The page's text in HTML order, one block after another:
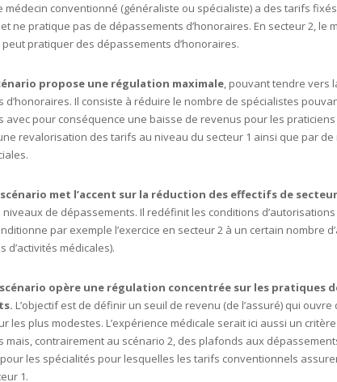
médecin conventionné (généraliste ou spécialiste) a des tarifs
ne pratique pas de dépassements d’honoraires. En secteur 2, le
peut pratiquer des dépassements d’honoraires.
propose une régulation maximale, pouvant tendre vers
d’honoraires. Il consiste à réduire le nombre de spécialistes
avec pour conséquence une baisse de revenus pour les
revalorisation des tarifs au niveau du secteur 1 ainsi que par de
met l’accent sur la réduction des effectifs de
de dépassements. Il redéfinit les conditions d’autorisations
par exemple l’exercice en secteur 2 à un certain nombre
d’activités médicales).
opère une régulation concentrée sur les pratiques
L’objectif est de définir un seuil de revenu (de l’assuré) qui
les plus modestes. L’expérience médicale serait ici aussi un
mais, contrairement au scénario 2, des plafonds aux
les spécialités pour lesquelles les tarifs conventionnels
1.